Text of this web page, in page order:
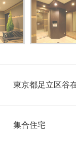
東京都足立区谷
集合住宅